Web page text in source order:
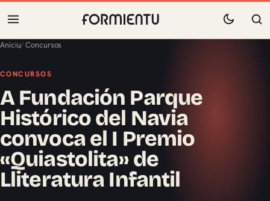
Aniciu/Concursos
CONCURSOS
A Fundación Parque
Histórico del Navia
convoca el I Premio
«Quiastolita» de
Lliteratura Infantil